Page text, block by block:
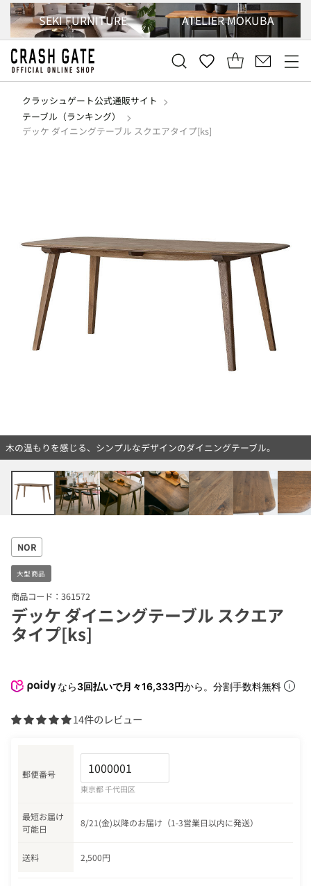
SEKI FURNITURE ATELIER MOKUBA
クラッシュゲート公式通販サイト
テーブル（ランキング）
デッケ ダイニングテーブル スクエアタイプ[ks]
木の温もりを感じる、シンプルなデザインのダイニングテーブル。
NOR
大型商品
商品コード：361572
デッケ ダイニングテーブル スクエア
タイプ[ks]
なら3回払いで月々16,333円から。分割手数料無料
14件のレビュー
郵便番号
東京都 千代田区
最短お届け
可能日
8/21(金)以降のお届け（1-3営業日以内に発送）
送料 2,500円